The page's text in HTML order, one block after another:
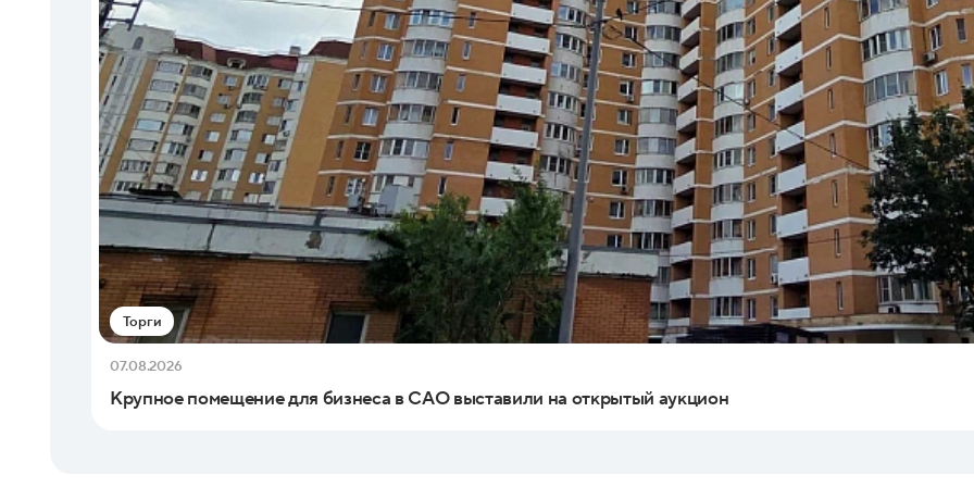
Торги
07.08.2026
Крупное помещение для бизнеса в САО выставили на открытый аукцион